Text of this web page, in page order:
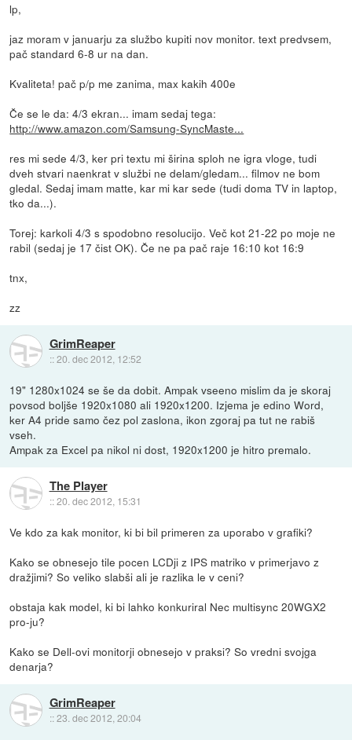
lp,
jaz moram v januarju za službo kupiti nov monitor. text predvsem,
pač standard 6-8 ur na dan.
Kvaliteta! pač p/p me zanima, max kakih 400e
Če se le da: 4/3 ekran... imam sedaj tega:
http://www.amazon.com/Samsung-SyncMaste...
res mi sede 4/3, ker pri textu mi širina sploh ne igra vloge, tudi
dveh stvari naenkrat v službi ne delam/gledam... filmov ne bom
gledal. Sedaj imam matte, kar mi kar sede (tudi doma TV in laptop,
tko da...).
Torej: karkoli 4/3 s spodobno resolucijo. Več kot 21-22 po moje ne
rabil (sedaj je 17 čist OK). Če ne pa pač raje 16:10 kot 16:9
tnx,
zz
GrimReaper
::20. dec 2012, 12:52
19" 1280x1024 se še da dobit. Ampak vseeno mislim da je skoraj
povsod boljše 1920x1080 ali 1920x1200. Izjema je edino Word,
ker A4 pride samo čez pol zaslona, ikon zgoraj pa tut ne rabiš
vseh.
Ampak za Excel pa nikol ni dost, 1920x1200 je hitro premalo.
The Player
::20. dec 2012, 15:31
Ve kdo za kak monitor, ki bi bil primeren za uporabo v grafiki?
Kako se obnesejo tile pocen LCDji z IPS matriko v primerjavo z
dražjimi? So veliko slabši ali je razlika le v ceni?
obstaja kak model, ki bi lahko konkuriral Nec multisync 20WGX2
pro-ju?
Kako se Dell-ovi monitorji obnesejo v praksi? So vredni svojga
denarja?
GrimReaper
::23. dec 2012, 20:04